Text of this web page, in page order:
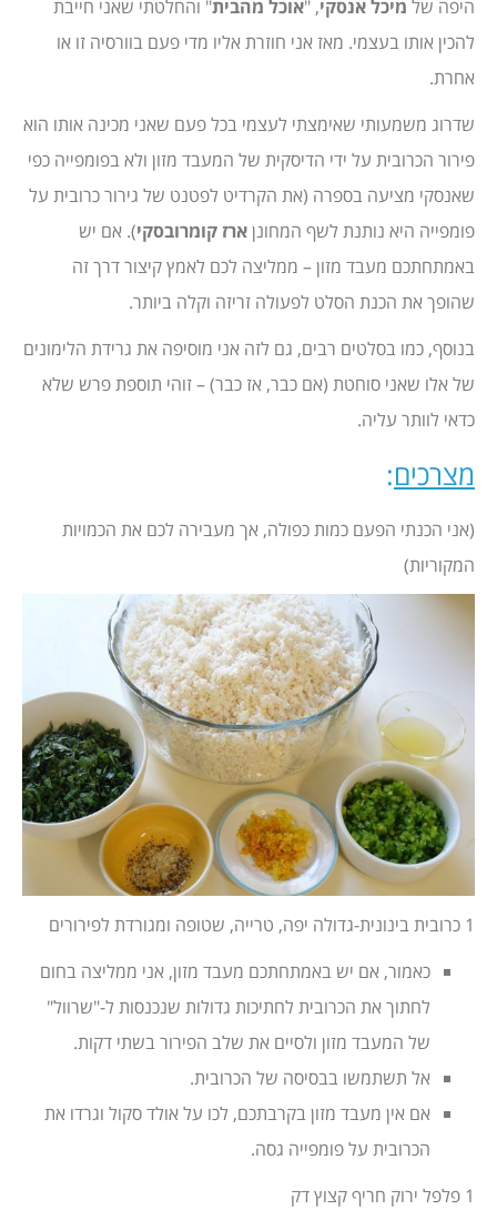
היפה של מיכל אנסקי, "אוכל מהבית" והחלטתי שאני חייבת
להכין אותו בעצמי. מאז אני חוזרת אליו מדי פעם בוורסיה זו או
אחרת.
שדרוג משמעותי שאימצתי לעצמי בכל פעם שאני מכינה אותו הוא
פירור הכרובית על ידי הדיסקית של המעבד מזון ולא בפומפייה כפי
שאנסקי מציעה בספרה (את הקרדיט לפטנט של גירור כרובית על
פומפייה היא נותנת לשף המחונןארז קומרובסקי). אם יש
באמתחתכם מעבד מזון – ממליצה לכם לאמץ קיצור דרך זה
שהופך את הכנת הסלט לפעולה זריזה וקלה ביותר.
בנוסף, כמו בסלטים רבים, גם לזה אני מוסיפה את גרידת הלימונים
של אלו שאני סוחטת (אם כבר, אז כבר) – זוהי תוספת פרש שלא
כדאי לוותר עליה.
מצרכים:
(אני הכנתי הפעם כמות כפולה, אך מעבירה לכם את הכמויות
המקוריות)
1 כרובית בינונית-גדולה יפה, טרייה, שטופה ומגורדת לפירורים
כאמור, אם יש באמתחתכם מעבד מזון, אני ממליצה בחום
לחתוך את הכרובית לחתיכות גדולות שנכנסות ל-"שרוול"
של המעבד מזון ולסיים את שלב הפירור בשתי דקות.
אל תשתמשו בבסיסה של הכרובית.
אם אין מעבד מזון בקרבתכם, לכו על אולד סקול וגרדו את
הכרובית על פומפייה גסה.
1 פלפל ירוק חריף קצוץ דק